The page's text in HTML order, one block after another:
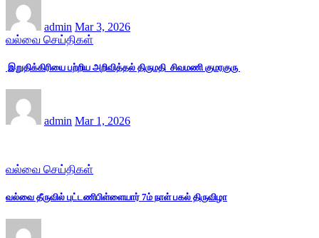
admin Mar 3, 2026
வல்வை செய்திகள்
இறுதிக்கிரியை பற்றிய அறிவித்தல் திருமதி சிவமணி குமரகுரு
admin Mar 1, 2026
வல்வை செய்திகள்
வல்வை தீருவில் புட்டணிபிள்ளையார் 7ம் நாள் பகல் திருவிழா